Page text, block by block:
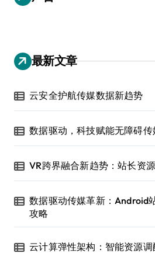
最新文章
云安全护航传媒数据新趋势
数据驱动，科技赋能无障碍传
VR跨界融合新趋势：站长资
数据驱动传媒革新：Android
攻略
云计算弹性架构：智能资源调